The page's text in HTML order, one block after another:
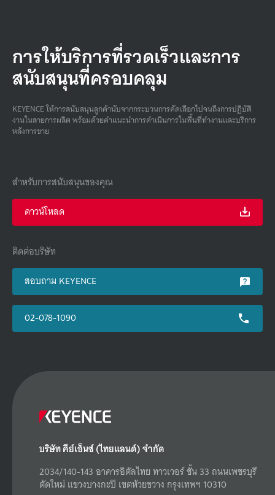
การให้บริการที่รวดเร็วและการ
สนับสนุนที่ครอบคลุม
KEYENCE ให้การสนับสนุนลูกค้านับจากกระบวนการคัดเลือกไปจนถึงการปฏิบัติ
งานในสายการผลิต พร้อมด้วยคําแนะนําการดําเนินการในพื้นที่ทํางานและบริการ
หลังการขาย
สำหรับการสนับสนุนของคุณ
ดาวน์โหลด
ติดต่อบริษัท
สอบถาม KEYENCE
02-078-1090
บริษัท คีย์เอ็นซ์ (ไทยแลนด์) จำกัด
2034/140-143 อาคารอิตัลไทย ทาวเวอร์ ชั้น 33 ถนนเพชรบุรี
ตัดใหม่ แขวงบางกะปิ เขตห้วยขวาง กรุงเทพฯ 10310